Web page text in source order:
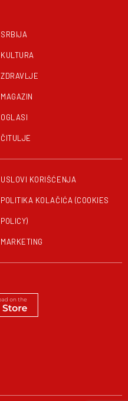
SRBIJA
KULTURA
ZDRAVLJE
MAGAZIN
OGLASI
ČITULJE
USLOVI KORIŠĆENJA
POLITIKA KOLAČIĆA (COOKIES
POLICY)
MARKETING